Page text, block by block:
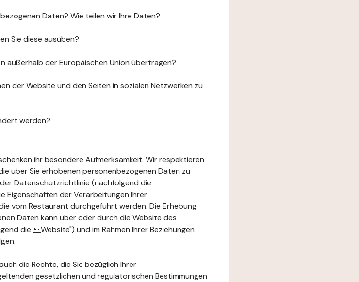
Daten? Wie teilen wir Ihre Daten?
Sie diese ausüben?
außerhalb der Europäischen Union übertragen?
der Website und den Seiten in sozialen Netzwerken zu
werden?
ihr besondere Aufmerksamkeit. Wir respektieren
über Sie erhobenen personenbezogenen Daten zu
Datenschutzrichtlinie (nachfolgend die
der Verarbeitungen Ihrer
vom Restaurant durchgeführt werden. Die Erhebung
Daten kann über oder durch die Website des
die Website") und im Rahmen Ihrer Beziehungen
die Rechte, die Sie bezüglich Ihrer
gesetzlichen und regulatorischen Bestimmungen